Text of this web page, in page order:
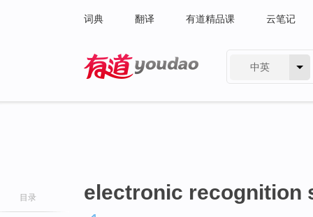
词典 翻译 有道精品课 云笔记
中英
目录 electronic recognition